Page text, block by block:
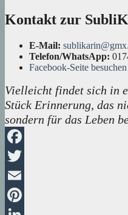
Kontakt zur
E-Mail:
Telefon/WhatsApp:
Facebook-Seite besuchen
Vielleicht findet sich in
Stück Erinnerung, das
sondern für das Leben
Facebook
Twitter
Email